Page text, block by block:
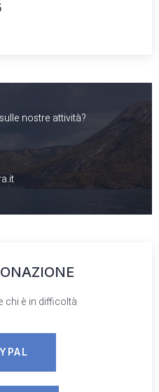
nostre attività?
chi è in difficoltà